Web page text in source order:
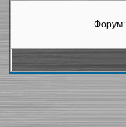
Форум: